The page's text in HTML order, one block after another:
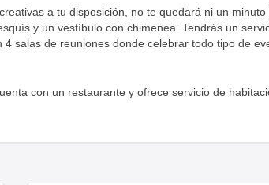
a tu disposición, no te quedará ni un
y un vestíbulo con chimenea. Tendrás un
salas de reuniones donde celebrar todo tipo de
con un restaurante y ofrece servicio de